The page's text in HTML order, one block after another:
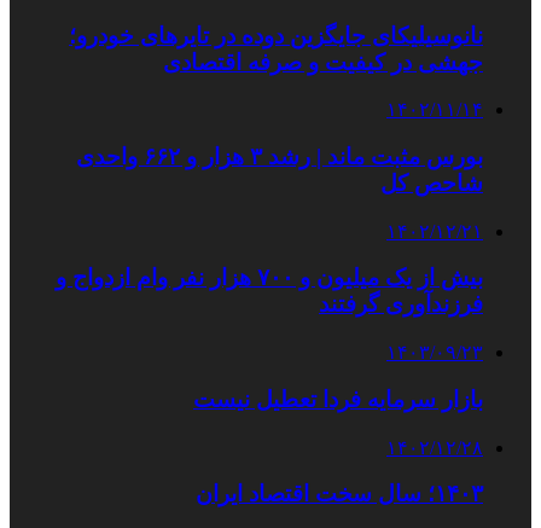
نانوسیلیکای جایگزین دوده در تایرهای خودرو؛
جهشی در کیفیت و صرفه اقتصادی
۱۴۰۲/۱۱/۱۴
بورس مثبت ماند | رشد ۳ هزار و ۶۶۲ واحدی
شاحص کل
۱۴۰۲/۱۲/۲۱
بیش از یک میلیون و ۷۰۰ هزار نفر وام ازدواج و
فرزندآوری گرفتند
۱۴۰۳/۰۹/۲۳
بازار سرمایه فردا تعطیل نیست
۱۴۰۲/۱۲/۲۸
۱۴۰۳؛ سال سخت اقتصاد ایران